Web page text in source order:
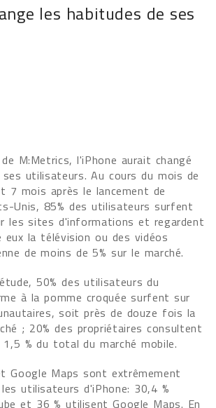
les habitudes de ses
M:Metrics, l'iPhone aurait changé
utilisateurs. Au cours du mois de
7 mois après le lancement de
Unis, 85% des utilisateurs surfent
les sites d'informations et regardent
eux la télévision ou des vidéos
de moins de 5% sur le marché.
50% des utilisateurs du
à la pomme croquée surfent sur
soit près de douze fois la
; 20% des propriétaires consultent
% du total du marché mobile.
Google Maps sont extrêmement
utilisateurs d'iPhone: 30,4 %
et 36 % utilisent Google Maps. En